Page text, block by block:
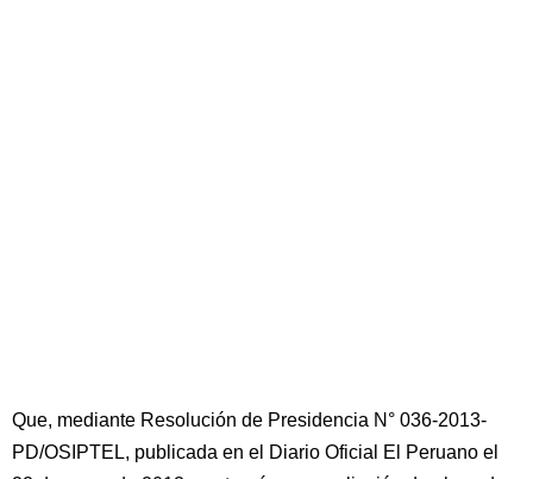
Que, mediante Resolución de Presidencia N° 036-2013-
PD/OSIPTEL, publicada en el Diario Oficial El Peruano el